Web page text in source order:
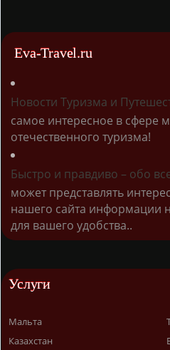
Eva-Travel.ru
Новости Туризма и
самое интересное в сфере
отечественного туризма!
Быстро и правдиво – обо
может представлять
нашего сайта информации
для вашего удобства..
Услуги
Мальта
Казахстан